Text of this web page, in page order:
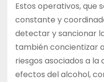
Estos operativos, que
constante y
detectar y sancionar
también concientizar
riesgos asociados a la
efectos del alcohol,